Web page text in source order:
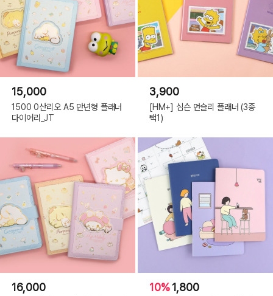
15,000
1500 0산리오 A5 만년형 플래너
다이어리_JT
3,900
[HM+] 심슨 먼슬리 플래너 (3종
택1)
16,000 10%1,800